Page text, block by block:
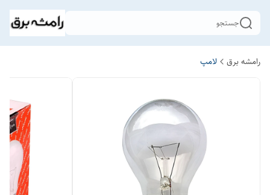
جستجو
رامشه برق لامپ